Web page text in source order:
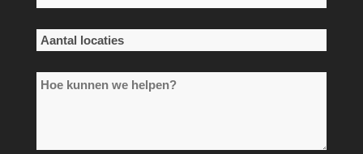
*
Aantal
*Hoe
helpen?